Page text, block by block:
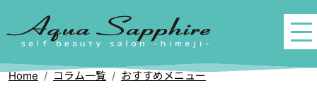
Home コラム一覧
おすすめメニュー